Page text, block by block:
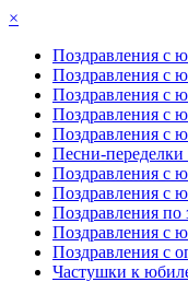
×
Поздравления с
Поздравления с
Поздравления с
Поздравления с
Поздравления с
Песни-
Поздравления с
Поздравления с
Поздравления по
Поздравления с
Поздравления с
Частушки к